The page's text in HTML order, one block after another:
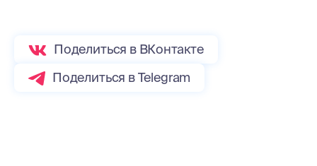
Поделиться в ВКонтакте
Поделиться в Telegram